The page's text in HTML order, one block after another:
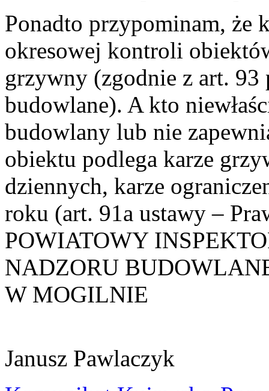
Ponadto przypominam, że
okresowej kontroli
grzywny (zgodnie z art. 93
budowlane). A kto
budowlany lub nie
obiektu podlega karze
dziennych, karze
roku (art. 91a ustawy –
POWIATOWY
NADZORU
W MOGILNIE
Janusz Pawlaczyk